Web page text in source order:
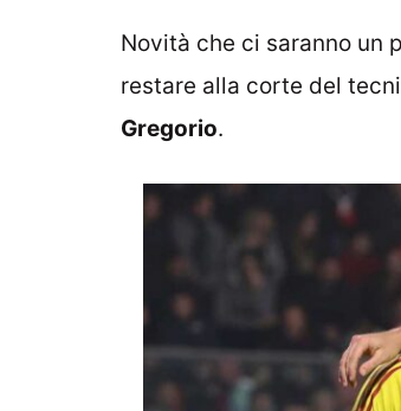
Novità che ci saranno un
restare alla corte del
Gregorio.